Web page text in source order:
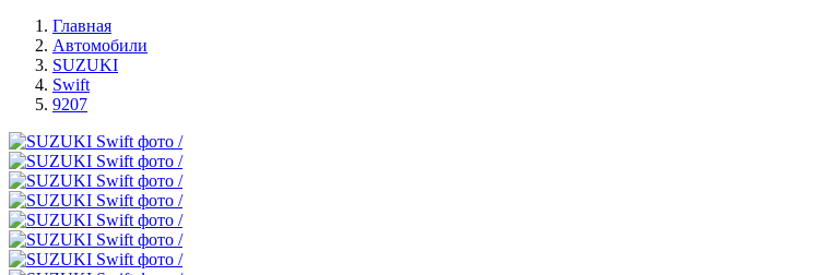
Главная
Автомобили
SUZUKI
Swift
9207